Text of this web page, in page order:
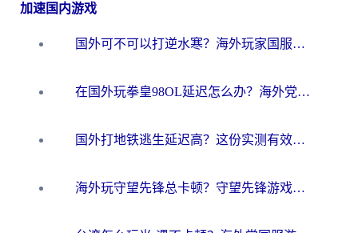
加速国内游戏
国外可不可以打逆水寒？海外玩家国服畅玩终极指南（附漫威荒野乱斗加速方案）
在国外玩拳皇98OL延迟怎么办？海外党亲测有效的低延迟指南
国外打地铁逃生延迟高？这份实测有效的低延迟指南帮你吃鸡
海外玩守望先锋总卡顿？守望先锋游戏加速器在哪里买&避坑指南（附欧洲非洲游戏实测）